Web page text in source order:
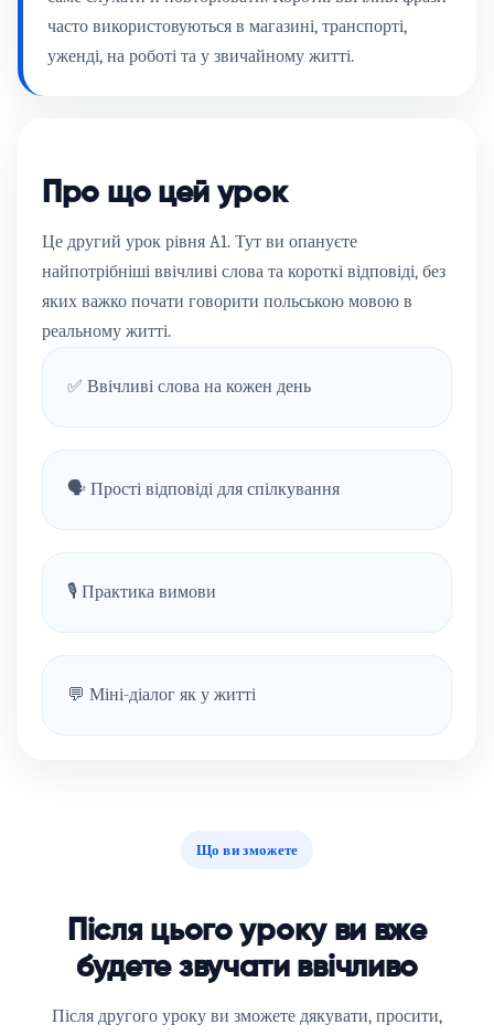
часто використовуються в магазині, транспорті,
уженді, на роботі та у звичайному житті.
Про що цей урок
Це другий урок рівня A1. Тут ви опануєте
найпотрібніші ввічливі слова та короткі відповіді, без
яких важко почати говорити польською мовою в
реальному житті.
✅ Ввічливі слова на кожен день
🗣 Прості відповіді для спілкування
🎙 Практика вимови
💬 Міні-діалог як у житті
Що ви зможете
Після цього уроку ви вже
будете звучати ввічливо
Після другого уроку ви зможете дякувати, просити,